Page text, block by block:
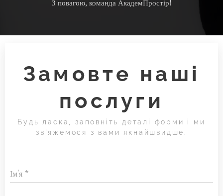
З повагою, команда АкадемПростір!
Замовте наші
послуги
Будь ласка, заповніть деталі форми і ми
зв'яжемося з вами якнайшвидше.
Ім'я